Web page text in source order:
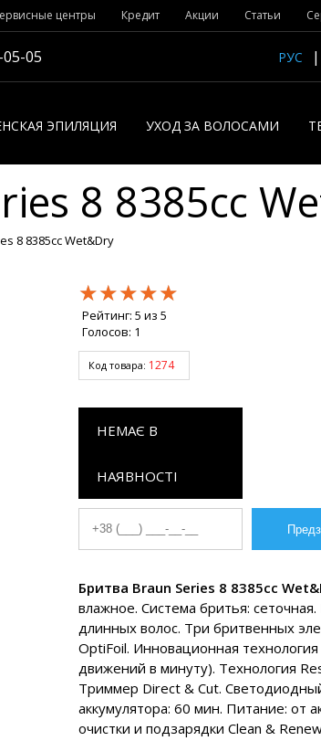
центры Кредит Акции Статьи
05 РУС
ЭПИЛЯЦИЯ УХОД ЗА ВОЛОСАМИ
8 8385cc
8 8385cc Wet&Dry
★★★★★
★★★★★
★★★★★
Рейтинг: 5 из 5
Голосов: 1
Код товара: 1274
НЕМАЄ В
НАЯВНОСТІ
Бритва Braun Series 8 8385cc
влажное. Система бритья:
длинных волос. Три бритвенных
OptiFoil. Инновационная
движений в минуту). Технология
Триммер Direct & Cut.
аккумулятора: 60 мин. Питание: от
очистки и подзарядки Clean &